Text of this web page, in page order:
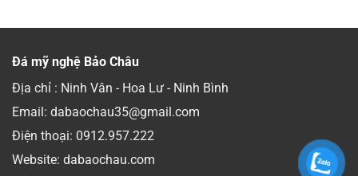
Đá mỹ nghệ Bảo Châu
Địa chỉ : Ninh Vân - Hoa Lư - Ninh Bình
Email: dabaochau35@gmail.com
Điện thoại: 0912.957.222
Website: dabaochau.com